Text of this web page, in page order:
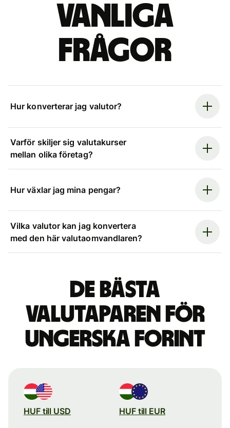
Vanliga
frågor
Hur konverterar jag valutor?
Varför skiljer sig valutakurser
mellan olika företag?
Hur växlar jag mina pengar?
Vilka valutor kan jag konvertera
med den här valutaomvandlaren?
De bästa
valutaparen för
ungerska forint
HUF till USD HUF till EUR